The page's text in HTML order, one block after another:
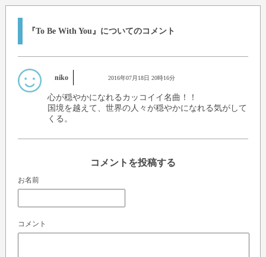
『To Be With You』についてのコメント
niko 2016年07月18日 20時16分
心が穏やかになれるカッコイイ名曲！！
国境を越えて、世界の人々が穏やかになれる気がして
くる。
コメントを投稿する
お名前
コメント